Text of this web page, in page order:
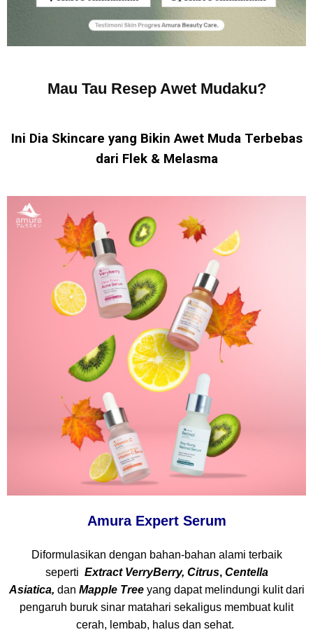
Mau Tau Resep Awet Mudaku?
Ini Dia Skincare yang Bikin Awet Muda Terbebas
dari Flek & Melasma
Amura Expert Serum
Diformulasikan dengan bahan-bahan alami terbaik
seperti Extract VerryBerry, Citrus, Centella
Asiatica, dan Mapple Tree yang dapat melindungi kulit dari
pengaruh buruk sinar matahari sekaligus membuat kulit
cerah, lembab, halus dan sehat.